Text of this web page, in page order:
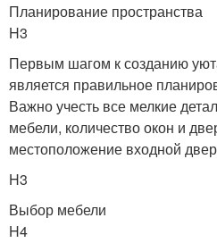
Планирование пространства
H3
Первым шагом к созданию
является правильное
Важно учесть все мелкие
мебели, количество окон и
местоположение входной
H3
Выбор мебели
H4